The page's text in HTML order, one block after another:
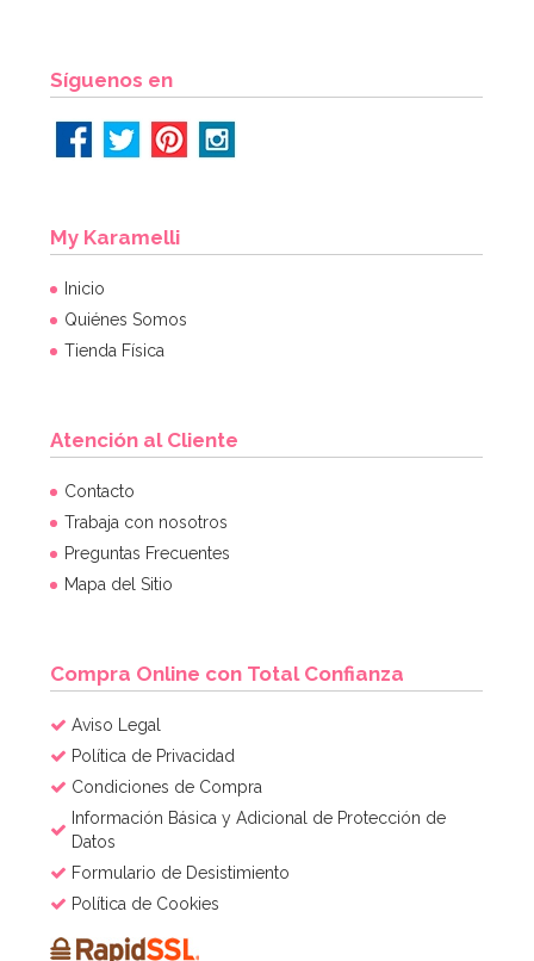
Molde para hacer helados en forma de paraguas
7,95€
AÑADIR
Síguenos en
My Karamelli
Inicio
Quiénes Somos
Tienda Física
Atención al Cliente
Contacto
Trabaja con nosotros
Preguntas Frecuentes
Mapa del Sitio
Compra Online con Total Confianza
Aviso Legal
Política de Privacidad
Condiciones de Compra
Información Básica y Adicional de Protección de
Datos
Formulario de Desistimiento
Política de Cookies